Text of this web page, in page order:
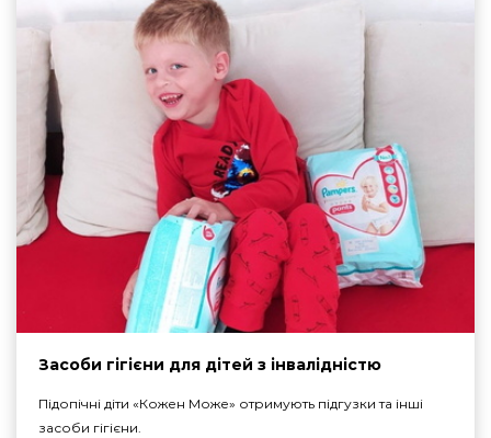
Засоби гігієни для дітей з інвалідністю
Підопічні діти «Кожен Може» отримують підгузки та інші
засоби гігієни.